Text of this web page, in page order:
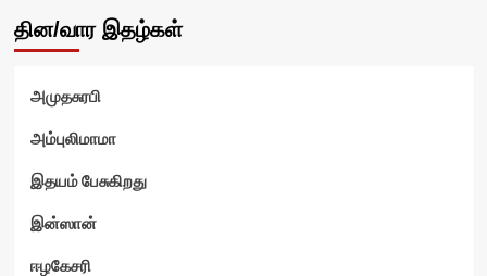
தின/வார இதழ்கள்
அமுதசுரபி
அம்புலிமாமா
இதயம் பேசுகிறது
இன்ஸான்
ஈழகேசரி